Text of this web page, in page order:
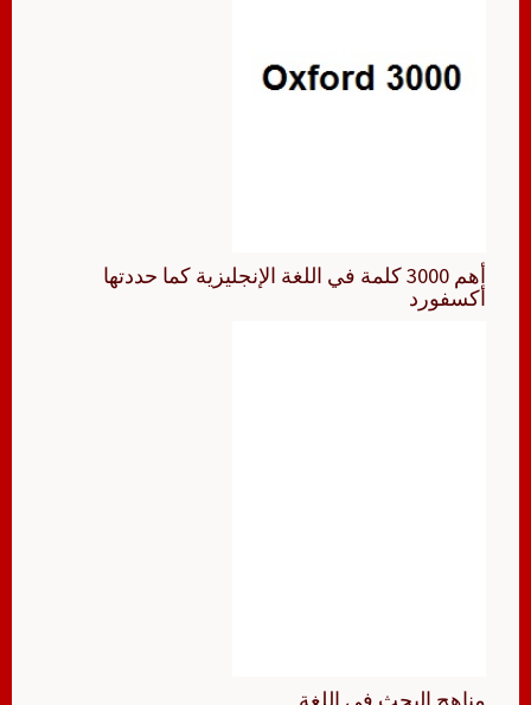
أهم 3000 كلمة في اللغة الإنجليزية كما حددتها
أكسفورد